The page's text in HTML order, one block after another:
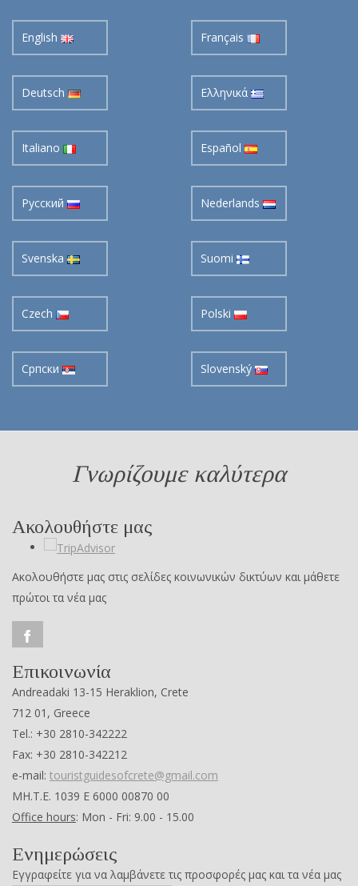
English Français
Deutsch Ελληνικά
Italiano Español
Pусский Nederlands
Svenska Suomi
Czech Polski
Cрпски Slovenský
Γνωρίζουμε καλύτερα
Ακολουθήστε μας
Ακολουθήστε μας στις σελίδες κοινωνικών δικτύων και μάθετε
πρώτοι τα νέα μας
Επικοινωνία
Andreadaki 13-15 Heraklion, Crete
712 01, Greece
Tel.: +30 2810-342222
Fax: +30 2810-342212
e-mail: touristguidesofcrete@gmail.com
ΜΗ.Τ.Ε. 1039 Ε 6000 00870 00
Office hours: Mon - Fri: 9.00 - 15.00
Ενημερώσεις
Εγγραφείτε για να λαμβάνετε τις προσφορές μας και τα νέα μας